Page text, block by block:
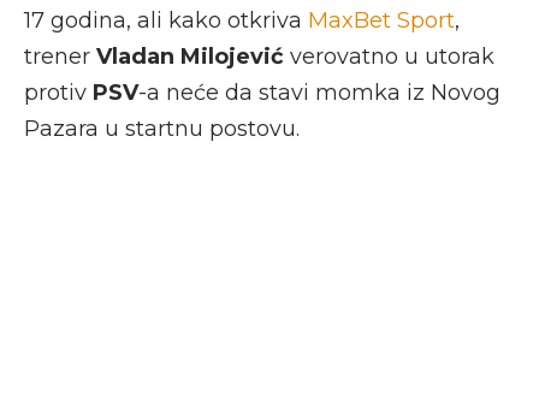
17 godina, ali kako otkriva MaxBet Sport,
trener Vladan Milojević verovatno u utorak
protiv PSV-a neće da stavi momka iz Novog
Pazara u startnu postovu.